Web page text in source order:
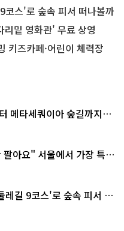
스'로 숲속 피서 떠나볼까
밑 영화관' 무료 상영
키즈카페·어린이 체력장
메타세쿼이아 숲길까지…
아요" 서울에서 가장 특별
레길 9코스'로 숲속 피서 떠